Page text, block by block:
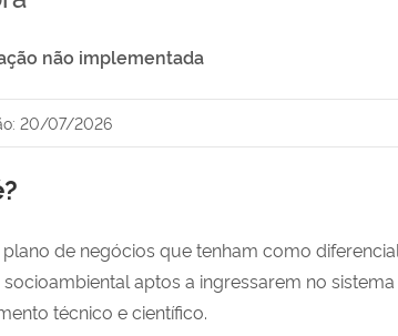
não implementada
20/07/2026
de negócios que tenham como
aptos a ingressarem no
técnico e científico.